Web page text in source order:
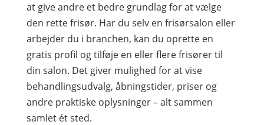
at give andre et bedre grundlag for at vælge
den rette frisør. Har du selv en frisørsalon eller
arbejder du i branchen, kan du oprette en
gratis profil og tilføje en eller flere frisører til
din salon. Det giver mulighed for at vise
behandlingsudvalg, åbningstider, priser og
andre praktiske oplysninger – alt sammen
samlet ét sted.